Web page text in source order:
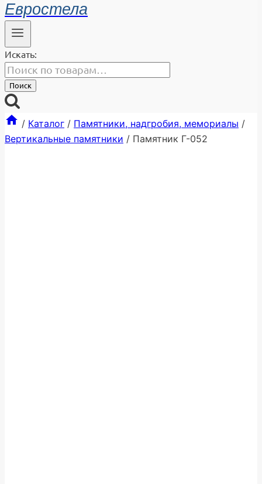
Евростела
Искать:
Поиск
/ Каталог / Памятники, надгробия, мемориалы /
Вертикальные памятники / Памятник Г-052